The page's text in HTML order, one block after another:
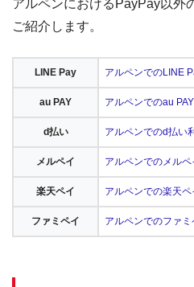
アルペンにおけるPayPay以外
ご紹介します。
LINE Pay アルペンでのLINE
au PAY アルペンでのau
d払い アルペンでのd払い
メルペイ アルペンでのメル
楽天ペイ アルペンでの楽天
ファミペイ アルペンでのファ